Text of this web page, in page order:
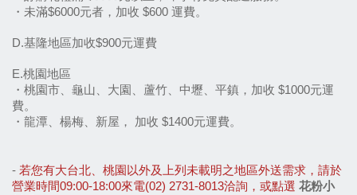
・未滿$6000元者，加收 $600 運費。
D.基隆地區加收$900元運費
E.桃園地區
・桃園市、龜山、大園、蘆竹、中壢、平鎮，加收 $1000元運
費。
・龍潭、楊梅、新屋， 加收 $1400元運費。
- 若您有大台北、桃園以外及上列未載明之地區外送需求，請於
營業時間09:00-18:00來電(02) 2731-8013洽詢，或點選 花粉小